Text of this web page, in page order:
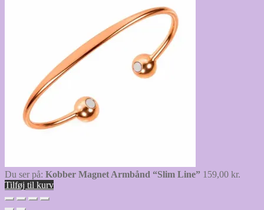
Du ser på: Kobber Magnet Armbånd “Slim Line” 159,00 kr.
Tilføj til kurv